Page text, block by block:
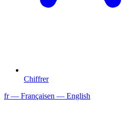
Chiffrer
fr— Françaisen — English